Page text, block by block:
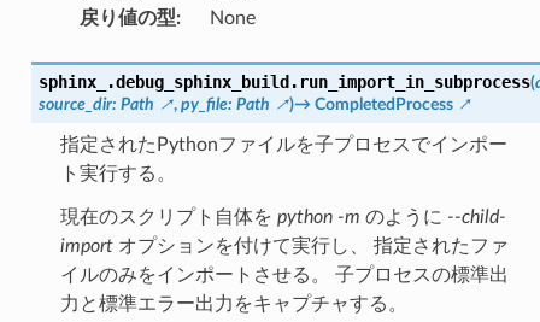
戻り値の型: None
sphinx_.debug_sphinx_build. run_import_in_subprocess(
source_dir: Path , py_file: Path )→ CompletedProcess
指定されたPythonファイルを子プロセスでインポー
ト実行する。
現在のスクリプト自体を python -m のように --child-
importオプションを付けて実行し、 指定されたファ
イルのみをインポートさせる。 子プロセスの標準出
力と標準エラー出力をキャプチャする。